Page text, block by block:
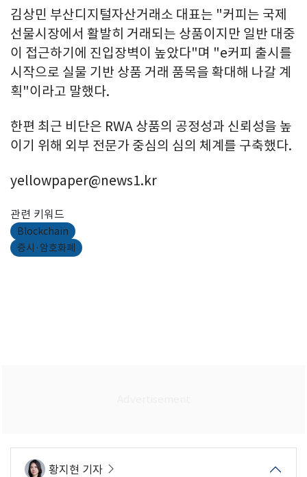
김상민 부산디지털자산거래소 대표는 "커피는 국제
선물시장에서 활발히 거래되는 상품이지만 일반 대중
이 접근하기에 진입장벽이 높았다"며 "e커피 출시를
시작으로 실물 기반 상품 거래 품목을 확대해 나갈 계
획"이라고 말했다.
한편 최근 비단은 RWA 상품의 공정성과 신뢰성을 높
이기 위해 외부 전문가 중심의 심의 체계를 구축했다.
yellowpaper@news1.kr
관련 키워드
Blockchain
증시·암호화폐
황지현 기자